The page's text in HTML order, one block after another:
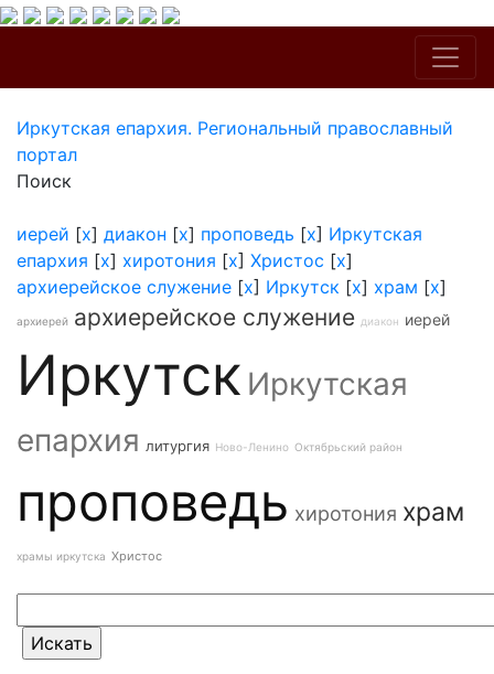
Иркутская епархия. Региональный православный
портал
Поиск
иерей [x] диакон [x] проповедь [x] Иркутская
епархия [x] хиротония [x] Христос [x]
архиерейское служение [x] Иркутск [x] храм [x]
архиерей архиерейское служение диакон иерей
Иркутск Иркутская
епархия литургия Ново-Ленино Октябрьский район
проповедь хиротония храм
храмы иркутска Христос